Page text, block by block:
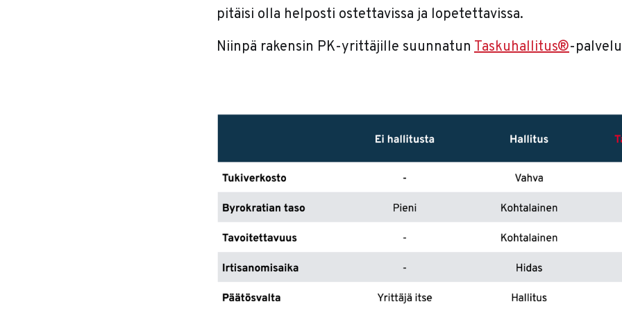
pitäisi olla helposti ostettavissa ja lopetettavissa.
Niinpä rakensin PK-yrittäjille suunnatun Taskuhallitus®-